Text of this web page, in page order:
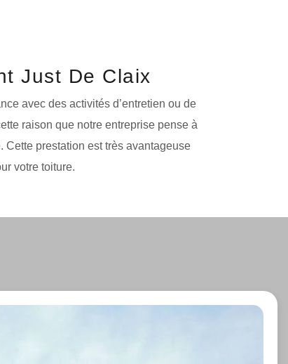
Just De Claix
avec des activités d’entretien ou de
raison que notre entreprise pense à
Cette prestation est très avantageuse
votre toiture.